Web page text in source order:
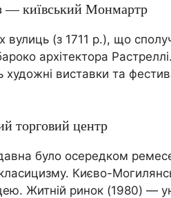
— київський Монмартр
вулиць (з 1711 р.), що
архітектора Растреллі.
художні виставки та
торговий центр
було осередком
Києво-
Житній ринок (1980) —